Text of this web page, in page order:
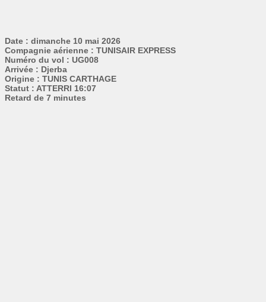
Date : dimanche 10 mai 2026
Compagnie aérienne : TUNISAIR EXPRESS
Numéro du vol : UG008
Arrivée : Djerba
Origine : TUNIS CARTHAGE
Statut : ATTERRI 16:07
Retard de 7 minutes